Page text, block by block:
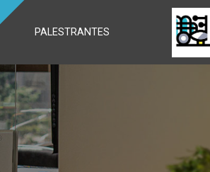
PALESTRANTES